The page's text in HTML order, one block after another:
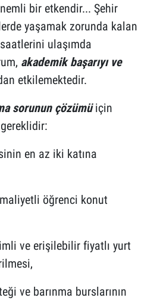
bir etkendir... Şehir
yaşamak zorunda kalan
ulaşımda
akademik başarıyı ve
etkilemektedir.
sorunun çözümüiçin
en az iki katına
öğrenci konut
ve erişilebilir fiyatlı yurt
ve barınma burslarının